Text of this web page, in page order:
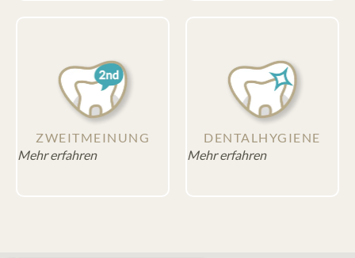
ZWEITMEINUNG
Mehr erfahren
DENTALHYGIENE
Mehr erfahren